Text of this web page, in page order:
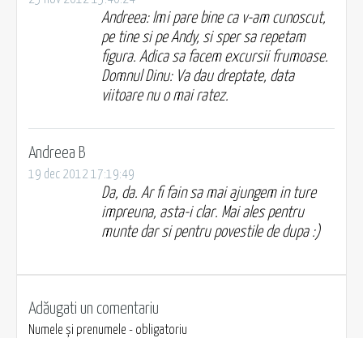
Andreea: Imi pare bine ca v-am cunoscut,
pe tine si pe Andy, si sper sa repetam
figura. Adica sa facem excursii frumoase.
Domnul Dinu: Va dau dreptate, data
viitoare nu o mai ratez.
Andreea B
19 dec 2012 17:19:49
Da, da. Ar fi fain sa mai ajungem in ture
impreuna, asta-i clar. Mai ales pentru
munte dar si pentru povestile de dupa :)
Adăugati un comentariu
Numele și prenumele - obligatoriu